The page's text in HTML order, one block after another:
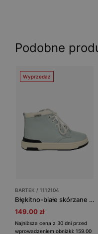
Podobne
Wyprzedaż
BARTEK / 1112104
Błękitno-białe skórzane trampki BARTEK 1112104
149.00 zł
Najniższa cena z 30 dni przed
wprowadzeniem obniżki: 159.00